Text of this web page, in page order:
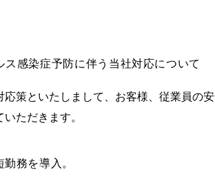
ス感染症予防に伴う当社対応について
策といたしまして、お客様、従業員の
ただきます。
務を導入。